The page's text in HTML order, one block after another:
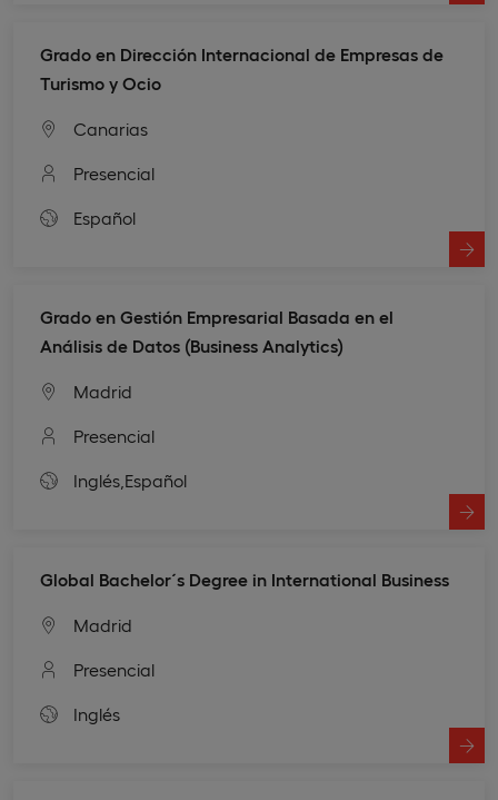
Grado en Dirección Internacional de Empresas de
Turismo y Ocio
Canarias
Presencial
Español
Grado en Gestión Empresarial Basada en el
Análisis de Datos (Business Analytics)
Madrid
Presencial
Inglés, Español
Global Bachelor´s Degree in International Business
Madrid
Presencial
Inglés